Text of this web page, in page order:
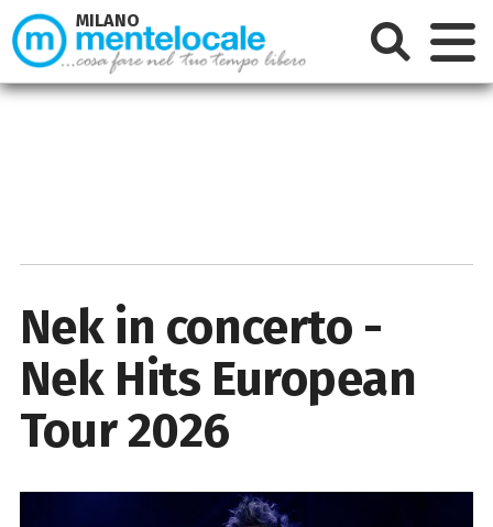
Nek in concerto -
Nek Hits European
Tour 2026
MILANO